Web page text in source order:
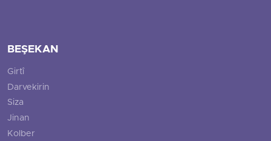
BEŞEKAN
Girtî
Darvekirin
Siza
Jinan
Kolber